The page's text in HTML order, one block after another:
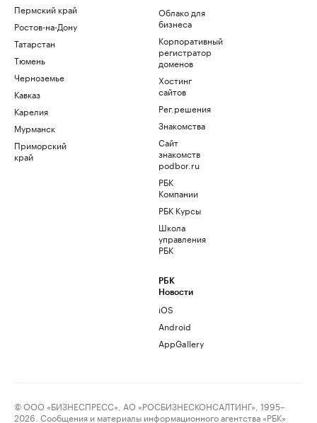
Пермский край
Ростов-на-Дону
Татарстан
Тюмень
Черноземье
Кавказ
Карелия
Мурманск
Приморский
край
Облако для
бизнеса
Корпоративный
регистратор
доменов
Хостинг
сайтов
Рег.решения
Знакомства
Сайт
знакомств
podbor.ru
РБК
Компании
РБК Курсы
Школа
управления
РБК
РБК
Новости
iOS
Android
AppGallery
© ООО «БИЗНЕСПРЕСС», АО «РОСБИЗНЕСКОНСАЛТИНГ», 1995–
2026. Сообщения и материалы информационного агентства «РБК»